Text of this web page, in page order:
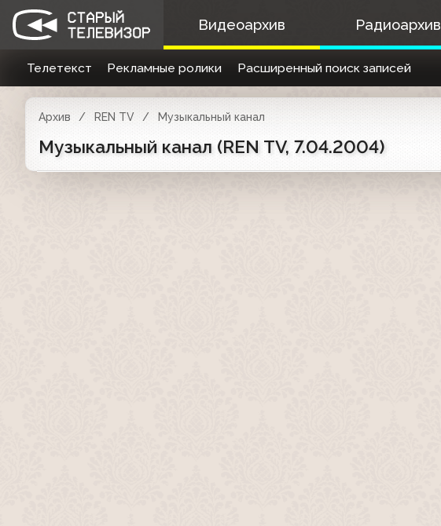
Видеоархив Радиоархив
Телетекст Рекламные ролики Расширенный поиск записей
Архив REN TV Музыкальный канал
Музыкальный канал (REN TV, 7.04.2004)